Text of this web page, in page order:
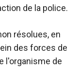
de la police.
résolues, en
des forces de
l'organisme de